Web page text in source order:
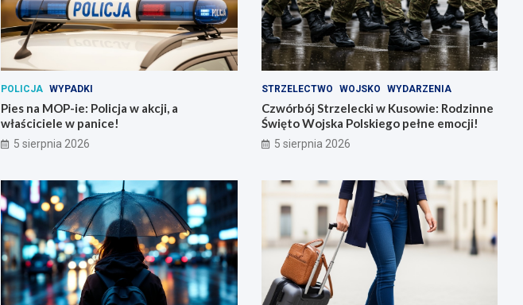
POLICJA WYPADKI
Pies na MOP-ie: Policja w akcji, a
właściciele w panice!
5 sierpnia 2026
STRZELECTWO WOJSKO WYDARZENIA
Czwórbój Strzelecki w Kusowie: Rodzinne
Święto Wojska Polskiego pełne emocji!
5 sierpnia 2026